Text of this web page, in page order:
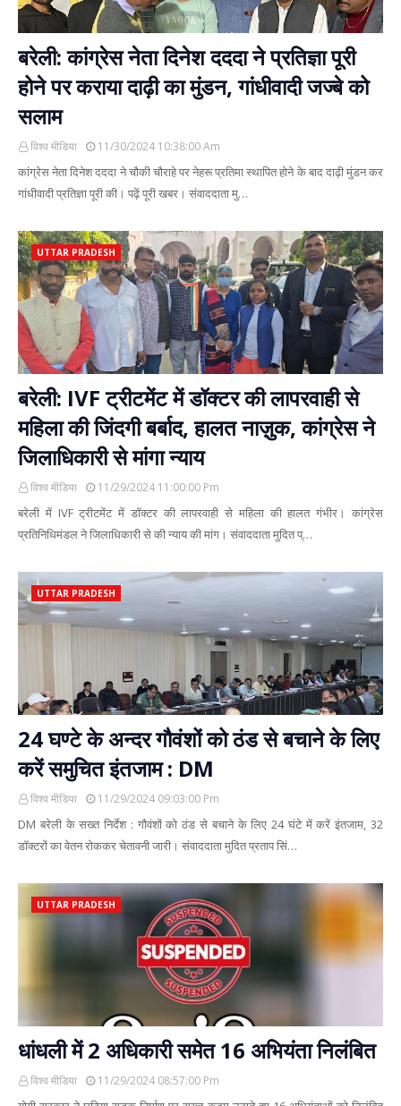
बरेली: कांग्रेस नेता दिनेश दददा ने प्रतिज्ञा पूरी
होने पर कराया दाढ़ी का मुंडन, गांधीवादी जज्बे को
सलाम
विश्व मीडिया 11/30/2024 10:38:00 Am
कांग्रेस नेता दिनेश दददा ने चौकी चौराहे पर नेहरू प्रतिमा स्थापित होने के बाद दाढ़ी मुंडन कर
गांधीवादी प्रतिज्ञा पूरी की। पढ़ें पूरी खबर। संवाददाता मु…
UTTAR PRADESH
बरेली: IVF ट्रीटमेंट में डॉक्टर की लापरवाही से
महिला की जिंदगी बर्बाद, हालत नाज़ुक, कांग्रेस ने
जिलाधिकारी से मांगा न्याय
विश्व मीडिया 11/29/2024 11:00:00 Pm
बरेली में IVF ट्रीटमेंट में डॉक्टर की लापरवाही से महिला की हालत गंभीर। कांग्रेस
प्रतिनिधिमंडल ने जिलाधिकारी से की न्याय की मांग। संवाददाता मुदित प्…
UTTAR PRADESH
24 घण्टे के अन्दर गौवंशों को ठंड से बचाने के लिए
करें समुचित इंतजाम : DM
विश्व मीडिया 11/29/2024 09:03:00 Pm
DM बरेली के सख्त निर्देश : गौवंशों को ठंड से बचाने के लिए 24 घंटे में करें इंतजाम, 32
डॉक्टरों का वेतन रोककर चेतावनी जारी। संवाददाता मुदित प्रताप सिं…
UTTAR PRADESH
धांधली में 2 अधिकारी समेत 16 अभियंता निलंबित
विश्व मीडिया 11/29/2024 08:57:00 Pm